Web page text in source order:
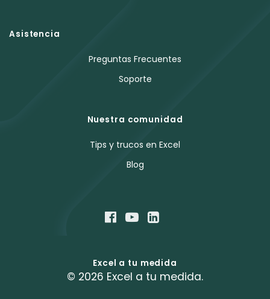
Asistencia
Preguntas Frecuentes
Soporte
Nuestra comunidad
Tips y trucos en Excel
Blog
Excel a tu medida
© 2026 Excel a tu medida.